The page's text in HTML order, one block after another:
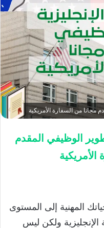
مجانا من السفارة الأمريكية
الوظيفي المقدم
المهنية إلى المستوى
الإنجليزية ولكن ليس